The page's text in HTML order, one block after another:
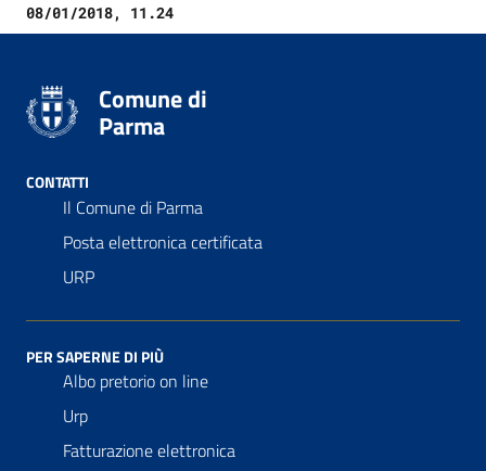
08/01/2018, 11.24
Comune di
Parma
CONTATTI
Il Comune di Parma
Posta elettronica certificata
URP
PER SAPERNE DI PIÙ
Albo pretorio on line
Urp
Fatturazione elettronica